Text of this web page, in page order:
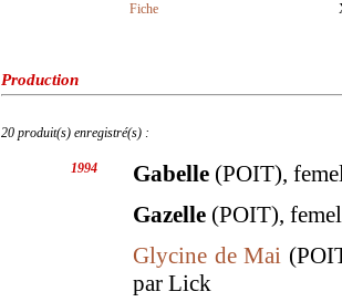
Fiche
Production
20 produit(s) enregistré(s) :
1994 Gabelle (POIT),
Gazelle (POIT),
Glycine de Mai
par Lick